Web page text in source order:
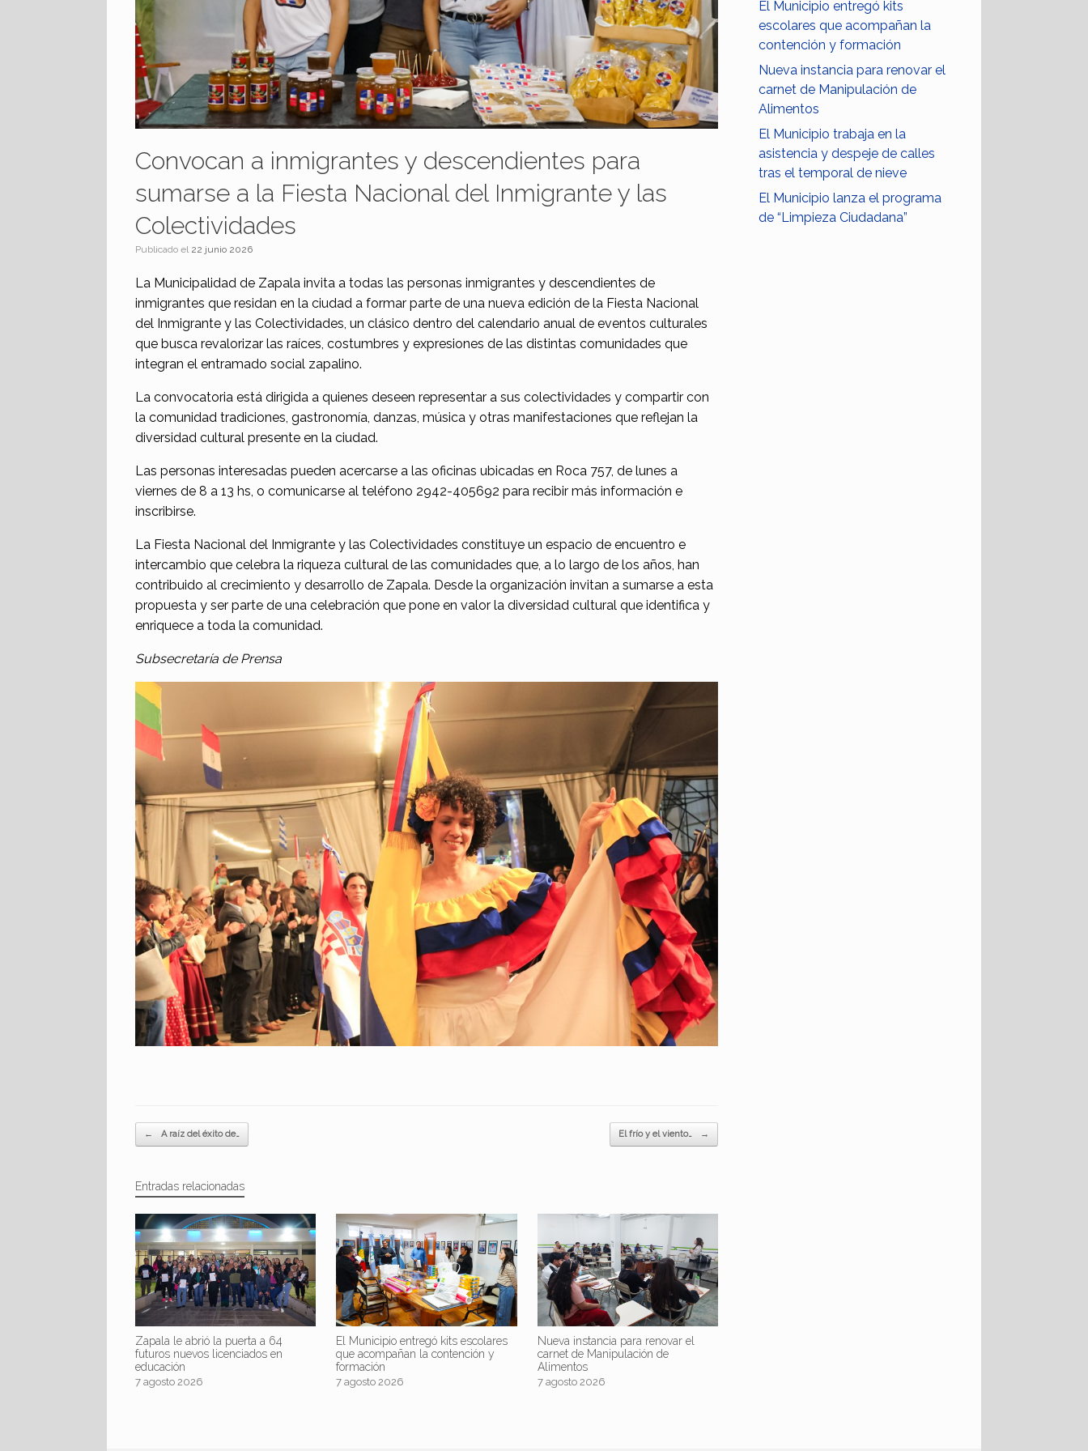
Convocan a inmigrantes y descendientes para
sumarse a la Fiesta Nacional del Inmigrante y las
Colectividades
Publicado el 22 junio 2026
La Municipalidad de Zapala invita a todas las personas inmigrantes y descendientes de
inmigrantes que residan en la ciudad a formar parte de una nueva edición de la Fiesta Nacional
del Inmigrante y las Colectividades, un clásico dentro del calendario anual de eventos culturales
que busca revalorizar las raíces, costumbres y expresiones de las distintas comunidades que
integran el entramado social zapalino.
La convocatoria está dirigida a quienes deseen representar a sus colectividades y compartir con
la comunidad tradiciones, gastronomía, danzas, música y otras manifestaciones que reflejan la
diversidad cultural presente en la ciudad.
Las personas interesadas pueden acercarse a las oficinas ubicadas en Roca 757, de lunes a
viernes de 8 a 13 hs, o comunicarse al teléfono 2942-405692 para recibir más información e
inscribirse.
La Fiesta Nacional del Inmigrante y las Colectividades constituye un espacio de encuentro e
intercambio que celebra la riqueza cultural de las comunidades que, a lo largo de los años, han
contribuido al crecimiento y desarrollo de Zapala. Desde la organización invitan a sumarse a esta
propuesta y ser parte de una celebración que pone en valor la diversidad cultural que identifica y
enriquece a toda la comunidad.
Subsecretaría de Prensa
Navegador de artículos
← A raíz del éxito de… El frío y el viento… →
Entradas relacionadas
Zapala le abrió la puerta a 64
futuros nuevos licenciados en
educación
7 agosto 2026
El Municipio entregó kits escolares
que acompañan la contención y
formación
7 agosto 2026
Nueva instancia para renovar el
carnet de Manipulación de
Alimentos
7 agosto 2026
El Municipio entregó kits
escolares que acompañan la
contención y formación
Nueva instancia para renovar el
carnet de Manipulación de
Alimentos
El Municipio trabaja en la
asistencia y despeje de calles
tras el temporal de nieve
El Municipio lanza el programa
de “Limpieza Ciudadana”